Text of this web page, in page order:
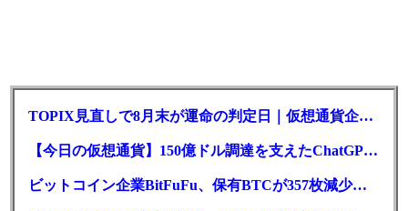
TOPIX見直しで8月末が運命の判定日｜仮想通貨企業に二重の壁
【今日の仮想通貨】150億ドル調達を支えたChatGPT。AIのBTC推奨は聞き方次第？
ビットコイン企業BitFuFu、保有BTCが357枚減少｜前払いが要因